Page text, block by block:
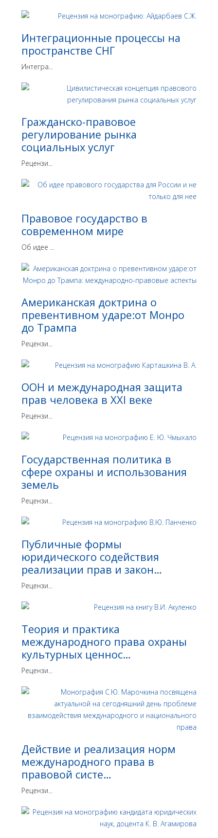
Интеграционные процессы на
пространстве СНГ
Интегра...
Гражданско-правовое
регулирование рынка
социальных услуг
Рецензи...
Правовое государство в
современном мире
Об идее ...
Американская доктрина о
превентивном ударе:от Монро
до Трампа
Рецензи...
ООН и международная защита
прав человека в ХХI веке
Рецензи...
Государственная политика в
сфере охраны и использования
земель
Рецензи...
Публичные формы
юридического содействия
реализации прав и закон…
Рецензи...
Теория и практика
международного права охраны
культурных ценнос…
Рецензи...
Действие и реализация норм
международного права в
правовой систе…
Рецензи...